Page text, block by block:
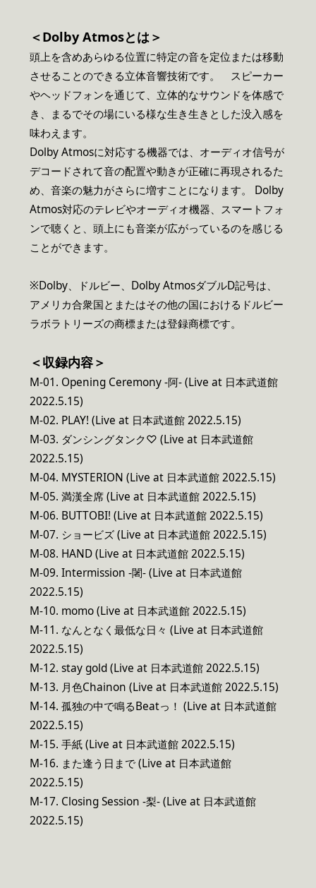
＜Dolby Atmosとは＞
頭上を含めあらゆる位置に特定の音を定位または移動
させることのできる立体音響技術です。 スピーカー
やヘッドフォンを通じて、立体的なサウンドを体感で
き、まるでその場にいる様な生き生きとした没入感を
味わえます。
Dolby Atmosに対応する機器では、オーディオ信号が
デコードされて音の配置や動きが正確に再現されるた
め、音楽の魅力がさらに増すことになります。 Dolby
Atmos対応のテレビやオーディオ機器、スマートフォ
ンで聴くと、頭上にも音楽が広がっているのを感じる
ことができます。
※Dolby、ドルビー、Dolby AtmosダブルD記号は、
アメリカ合衆国とまたはその他の国におけるドルビー
ラボラトリーズの商標または登録商標です。
＜収録内容＞
M-01. Opening Ceremony -阿- (Live at 日本武道館
2022.5.15)
M-02. PLAY! (Live at 日本武道館 2022.5.15)
M-03. ダンシングタンク♡ (Live at 日本武道館
2022.5.15)
M-04. MYSTERION (Live at 日本武道館 2022.5.15)
M-05. 満漢全席 (Live at 日本武道館 2022.5.15)
M-06. BUTTOBI! (Live at 日本武道館 2022.5.15)
M-07. ショービズ (Live at 日本武道館 2022.5.15)
M-08. HAND (Live at 日本武道館 2022.5.15)
M-09. Intermission -闍- (Live at 日本武道館
2022.5.15)
M-10. momo (Live at 日本武道館 2022.5.15)
M-11. なんとなく最低な日々 (Live at 日本武道館
2022.5.15)
M-12. stay gold (Live at 日本武道館 2022.5.15)
M-13. 月色Chainon (Live at 日本武道館 2022.5.15)
M-14. 孤独の中で鳴るBeatっ！ (Live at 日本武道館
2022.5.15)
M-15. 手紙 (Live at 日本武道館 2022.5.15)
M-16. また逢う日まで (Live at 日本武道館
2022.5.15)
M-17. Closing Session -梨- (Live at 日本武道館
2022.5.15)